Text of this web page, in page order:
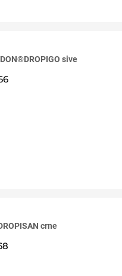
sive
crne